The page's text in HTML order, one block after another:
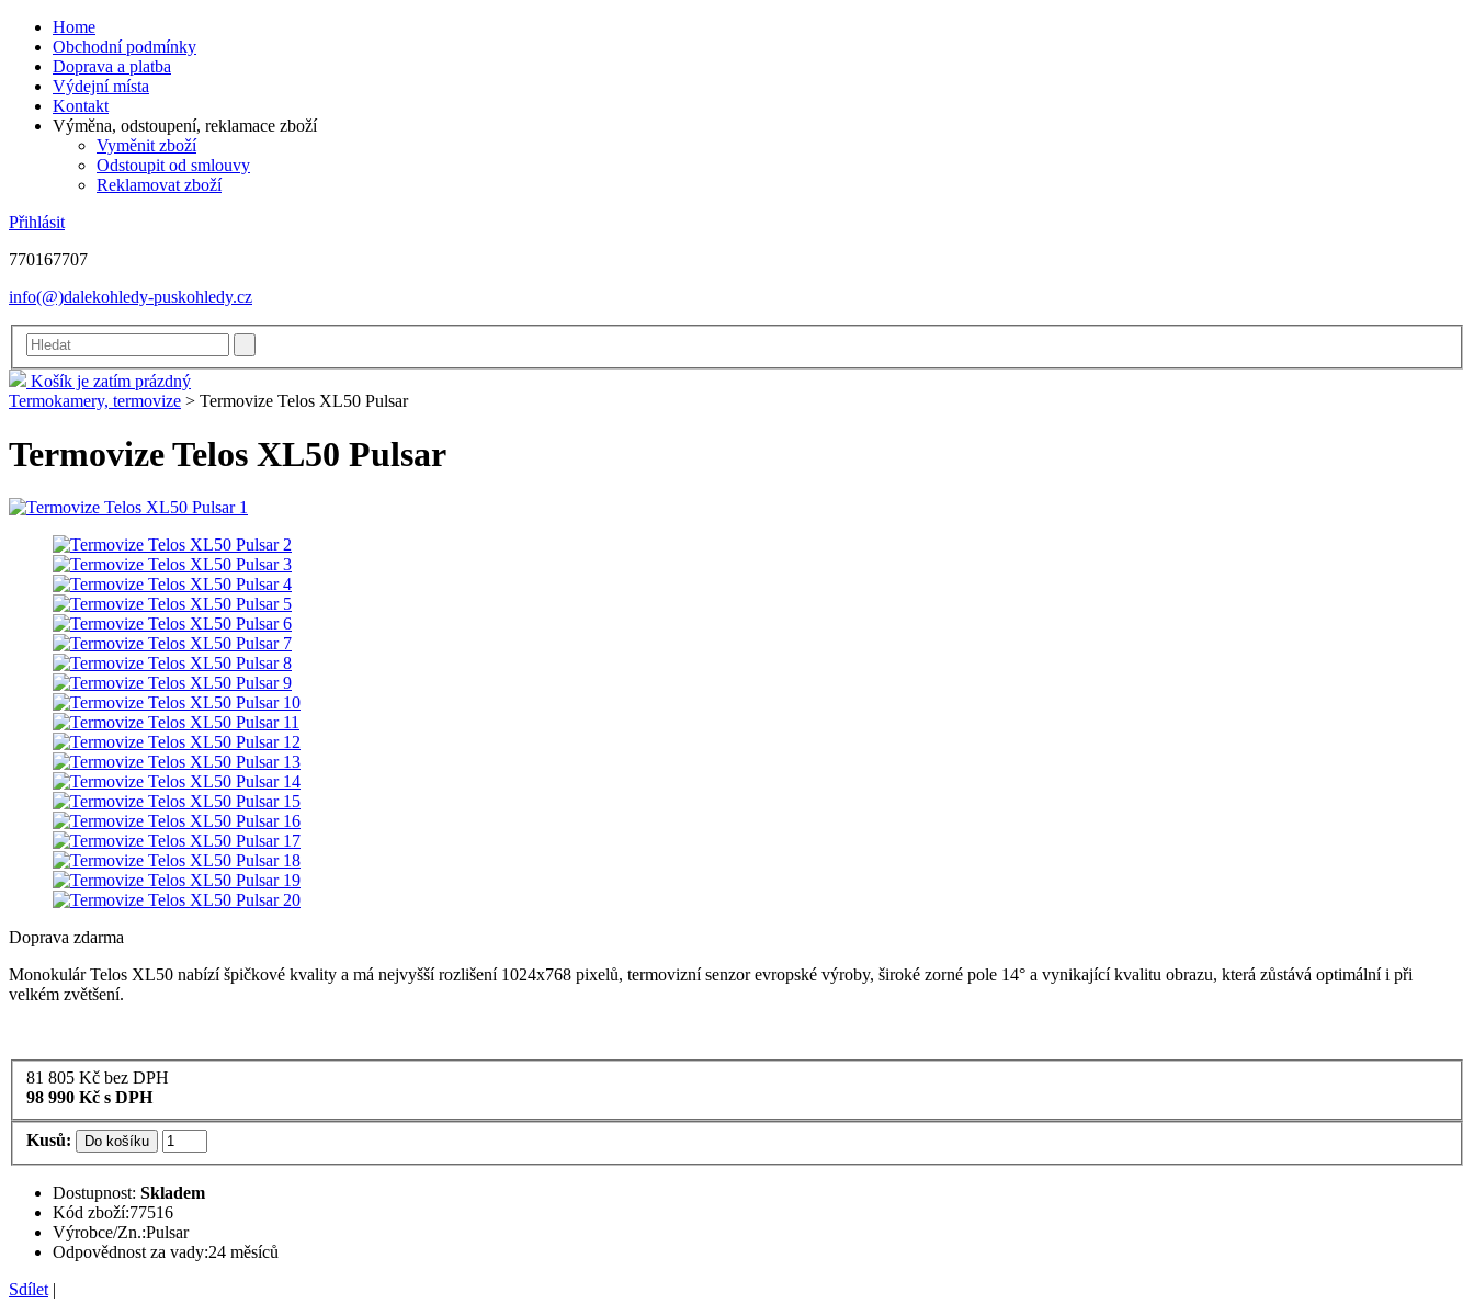
Home
Obchodní podmínky
Doprava a platba
Výdejní místa
Kontakt
Výměna, odstoupení, reklamace zboží
Vyměnit zboží
Odstoupit od smlouvy
Reklamovat zboží
Přihlásit
770167707
info(@)dalekohledy-puskohledy.cz
Košík je zatím prázdný
Termokamery, termovize > Termovize Telos XL50 Pulsar
Termovize Telos XL50 Pulsar
Doprava zdarma
Monokulár Telos XL50 nabízí špičkové kvality a má nejvyšší rozlišení 1024x768 pixelů, termovizní senzor evropské výroby, široké zorné pole 14° a vynikající kvalitu obrazu, která zůstává optimální i při
velkém zvětšení.
81 805 Kč bez DPH
98 990 Kč s DPH
Kusů: Do košíku
Dostupnost: Skladem
Kód zboží:77516
Výrobce/Zn.:Pulsar
Odpovědnost za vady:24 měsíců
Sdílet |